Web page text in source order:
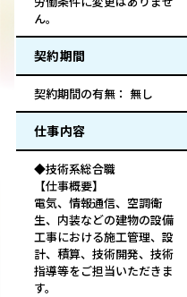
ん。
契約期間
契約期間の有無： 無し
仕事内容
◆技術系総合職
【仕事概要】
電気、情報通信、空調衛
生、内装などの建物の設備
工事における施工管理、設
計、積算、技術開発、技術
指導等をご担当いただきま
す。